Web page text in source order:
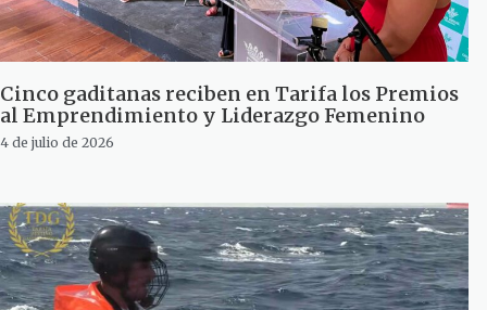
Cinco gaditanas reciben en Tarifa los Premios
al Emprendimiento y Liderazgo Femenino
4 de julio de 2026